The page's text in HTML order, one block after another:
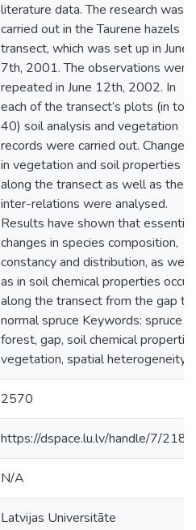
literature data. The research was
carried out in the Taurene hazels
transect, which was set up in June
7th, 2001. The observations were
repeated in June 12th, 2002. In
each of the transect’s plots (in
40) soil analysis and vegetation
records were carried out. Changes
in vegetation and soil properties
along the transect as well as their
inter-relations were analysed.
Results have shown that essential
changes in species composition,
constancy and distribution, as well
as in soil chemical properties occur
along the transect from the gap to
normal spruce Keywords: spruce
forest, gap, soil chemical
vegetation, spatial heterogeneity.
2570
https://dspace.lu.lv/handle/7/
N/A
Latvijas Universitāte